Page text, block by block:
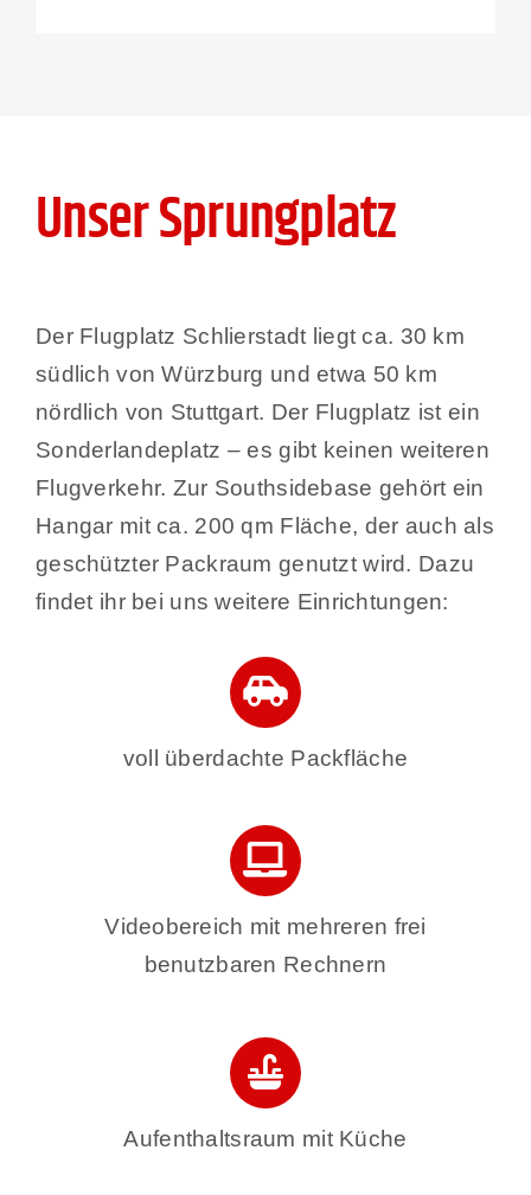
Unser Sprungplatz
Der Flugplatz Schlierstadt liegt ca. 30 km
südlich von Würzburg und etwa 50 km
nördlich von Stuttgart. Der Flugplatz ist ein
Sonderlandeplatz – es gibt keinen weiteren
Flugverkehr. Zur Southsidebase gehört ein
Hangar mit ca. 200 qm Fläche, der auch als
geschützter Packraum genutzt wird. Dazu
findet ihr bei uns weitere Einrichtungen:
voll überdachte Packfläche
Videobereich mit mehreren frei
benutzbaren Rechnern
Aufenthaltsraum mit Küche